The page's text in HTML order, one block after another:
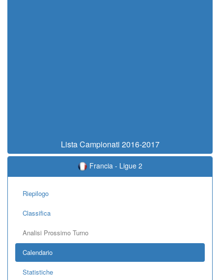
Lista Campionati 2016-2017
Francia - Ligue 2
Riepilogo
Classifica
Analisi Prossimo Turno
Calendario
Statistiche